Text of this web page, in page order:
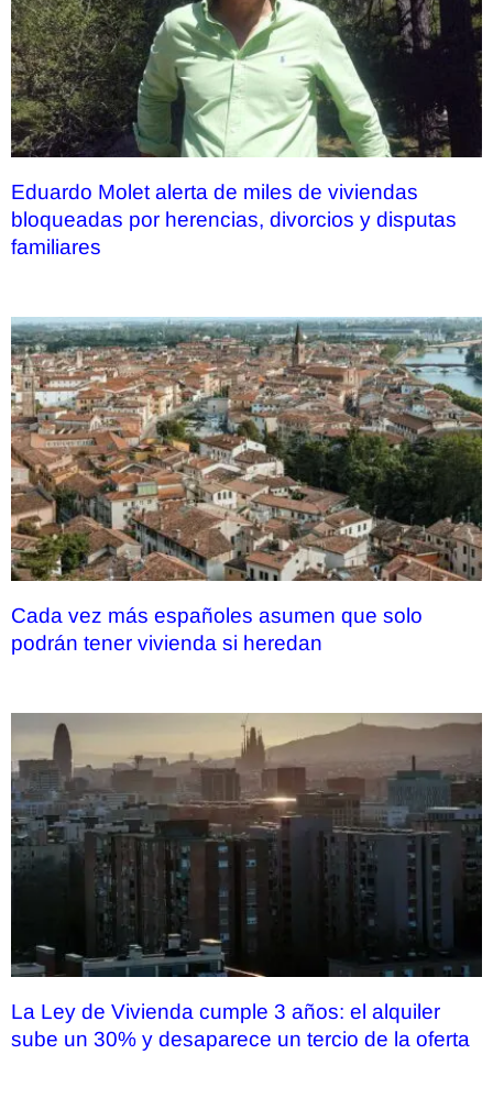
Eduardo Molet alerta de miles de viviendas
bloqueadas por herencias, divorcios y disputas
familiares
Cada vez más españoles asumen que solo
podrán tener vivienda si heredan
La Ley de Vivienda cumple 3 años: el alquiler
sube un 30% y desaparece un tercio de la oferta